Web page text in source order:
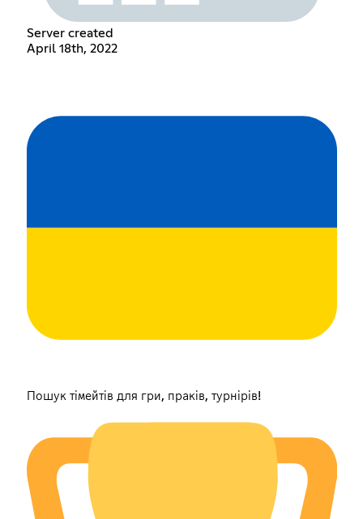
Server created
April 18th, 2022
Пошук тімейтів для гри, праків, турнірів!